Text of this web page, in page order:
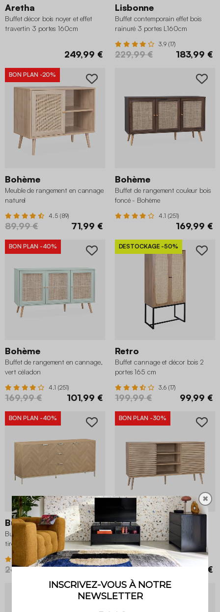
Aretha
Buffet décor bois noyer et effet
travertin 3 portes 160cm
249,99 €
Lisbonne
Buffet contemporain effet bois
rainuré 3 portes L160cm
3.9 (17)
229,99 € 183,99 €
BON PLAN -20%
Bohème
Meuble de rangement en cannage
naturel
4.5 (89)
89,99 € 71,99 €
Bohème
Buffet de rangement couleur bois
foncé - Bohème
4.1 (251)
169,99 €
BON PLAN -40%
Bohème
Buffet de rangement en cannage,
vert céladon
4.1 (251)
169,99 € 101,99 €
DESTOCKAGE -50%
Retro
Buffet cannage et décor bois 2
portes 165 cm
3.6 (17)
199,99 € 99,99 €
BON PLAN -40%
Budapest
Buffet 2 portes + 2 étagères + 3
tiroirs
3.3 (25)
249,99 € 149,99 €
BON PLAN -30%
Madere
Buffet décor bois 2 portes
coulissantes L 140
3.9 (29)
219,99 € 153,99 €
DESTOCKAGE -50%
✖